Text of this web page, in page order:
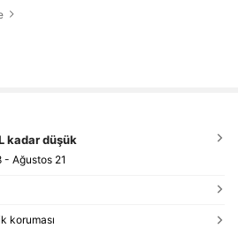
kadar düşük
- Ağustos 21
koruması